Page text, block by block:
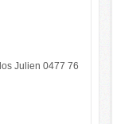
Julien 0477 76